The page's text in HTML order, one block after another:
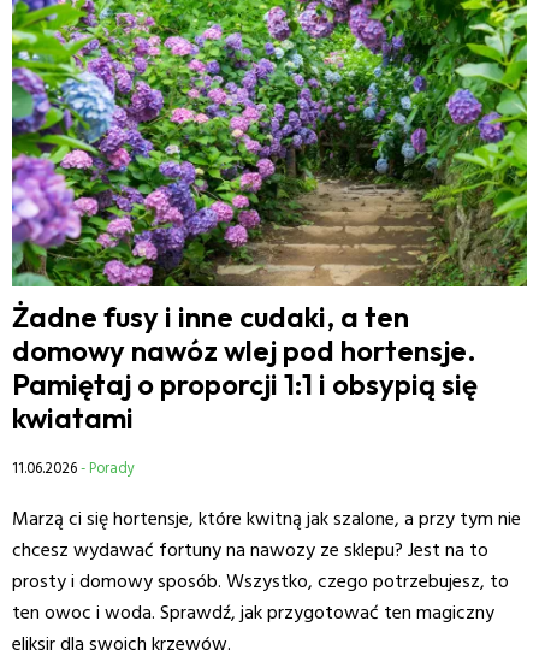
Żadne fusy i inne cudaki, a ten
domowy nawóz wlej pod hortensje.
Pamiętaj o proporcji 1:1 i obsypią się
kwiatami
11.06.2026- Porady
Marzą ci się hortensje, które kwitną jak szalone, a przy tym nie
chcesz wydawać fortuny na nawozy ze sklepu? Jest na to
prosty i domowy sposób. Wszystko, czego potrzebujesz, to
ten owoc i woda. Sprawdź, jak przygotować ten magiczny
eliksir dla swoich krzewów.